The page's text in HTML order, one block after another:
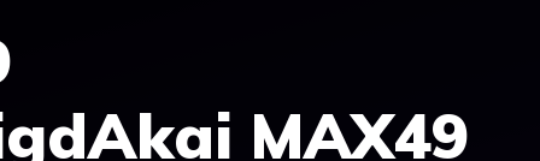
MAX49